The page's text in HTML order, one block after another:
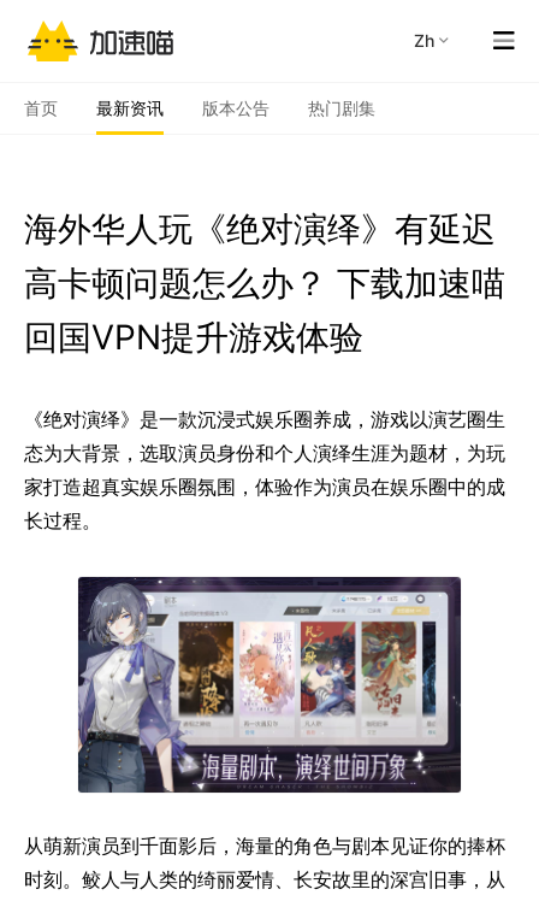
zh
首页 最新资讯 版本公告 热门剧集
海外华人玩《绝对演绎》有延迟
高卡顿问题怎么办？ 下载加速喵
回国VPN提升游戏体验
《绝对演绎》是一款沉浸式娱乐圈养成，游戏以演艺圈生
态为大背景，选取演员身份和个人演绎生涯为题材，为玩
家打造超真实娱乐圈氛围，体验作为演员在娱乐圈中的成
长过程。
从萌新演员到千面影后，海量的角色与剧本见证你的捧杯
时刻。鲛人与人类的绮丽爱情、长安故里的深宫旧事，从